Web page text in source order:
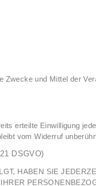
Zwecke und Mittel der
erteilte Einwilligung
vom Widerruf
DSGVO)
HABEN SIE